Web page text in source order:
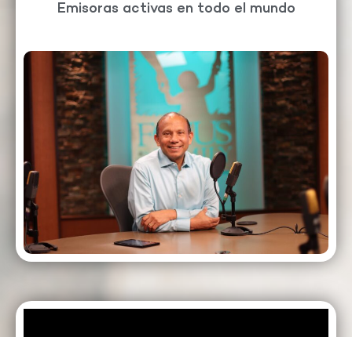
Emisoras activas en todo el mundo